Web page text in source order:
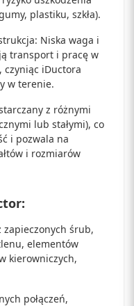
plastiku, szkła).
Niska waga i
transport i pracę w
iDuctora
w terenie.
z różnymi
lub stałymi), co
i pozwala na
i rozmiarów
zapieczonych śrub,
elementów
kierowniczych,
połączeń,